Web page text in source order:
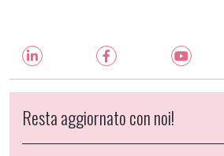
Resta aggiornato con noi!